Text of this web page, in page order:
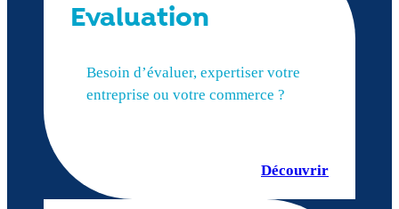
Evaluation
Besoin d’évaluer, expertiser votre
entreprise ou votre commerce ?
Découvrir